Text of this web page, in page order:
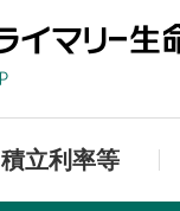
積立利率等